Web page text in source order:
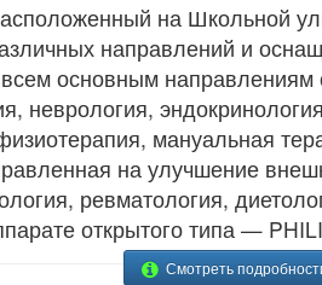
на Школьной
направлений и
основным направлениям
неврология,
мануальная
на улучшение
ревматология,
открытого типа —
Смотреть